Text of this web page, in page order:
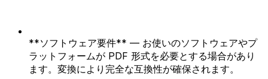
**ソフトウェア要件** — お使いのソフトウェアやプ
ラットフォームが PDF 形式を必要とする場合があり
ます。変換により完全な互換性が確保されます。